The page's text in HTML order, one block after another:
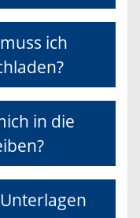
ich
in die